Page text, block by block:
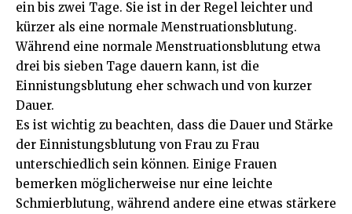
ein bis zwei Tage. Sie ist in der Regel leichter und
kürzer als eine normale Menstruationsblutung.
Während eine normale Menstruationsblutung etwa
drei bis sieben Tage dauern kann, ist die
Einnistungsblutung eher schwach und von kurzer
Dauer.
Es ist wichtig zu beachten, dass die Dauer und Stärke
der Einnistungsblutung von Frau zu Frau
unterschiedlich sein können. Einige Frauen
bemerken möglicherweise nur eine leichte
Schmierblutung, während andere eine etwas stärkere